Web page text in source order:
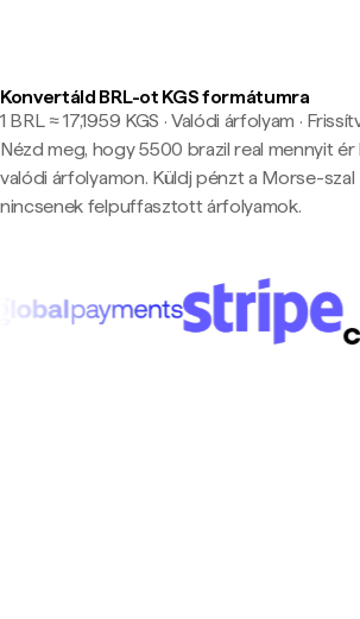
Konvertáld BRL-ot KGS formátumra
1 BRL ≈ 17,1959 KGS · Valódi árfolyam ·
Nézd meg, hogy 5500 brazil real mennyit
valódi árfolyamon. Küldj pénzt a Morse-
nincsenek felpuffasztott árfolyamok.